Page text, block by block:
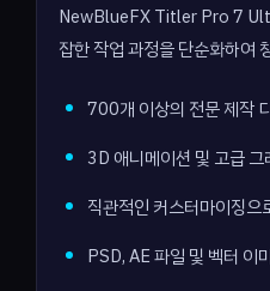
NewBlueFX Titler Pro 7
잡한 작업 과정을 단순화하여
700개 이상의 전문 제작
3D 애니메이션 및 고급 그
직관적인 커스터마이징으
PSD, AE 파일 및 벡터 이